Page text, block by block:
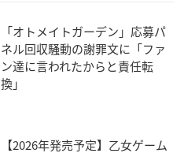
「オトメイトガーデン」応募パ
ネル回収騒動の謝罪文に「ファ
ン達に言われたからと責任転
換」
【2026年発売予定】乙女ゲーム